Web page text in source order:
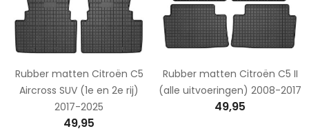
Rubber matten Citroën C5
Aircross SUV (1e en 2e rij)
2017-2025
49,95
Rubber matten Citroën C5 II
(alle uitvoeringen) 2008-2017
49,95